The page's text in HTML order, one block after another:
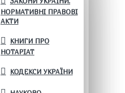
НОРМАТИВНІ ПРАВОВІ
АКТИ
КНИГИ ПРО
НОТАРІАТ
КОДЕКСИ УКРАЇНИ